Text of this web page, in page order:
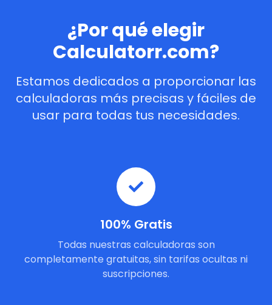
¿Por qué elegir
Calculatorr.com?
Estamos dedicados a proporcionar las
calculadoras más precisas y fáciles de
usar para todas tus necesidades.
100% Gratis
Todas nuestras calculadoras son
completamente gratuitas, sin tarifas ocultas ni
suscripciones.